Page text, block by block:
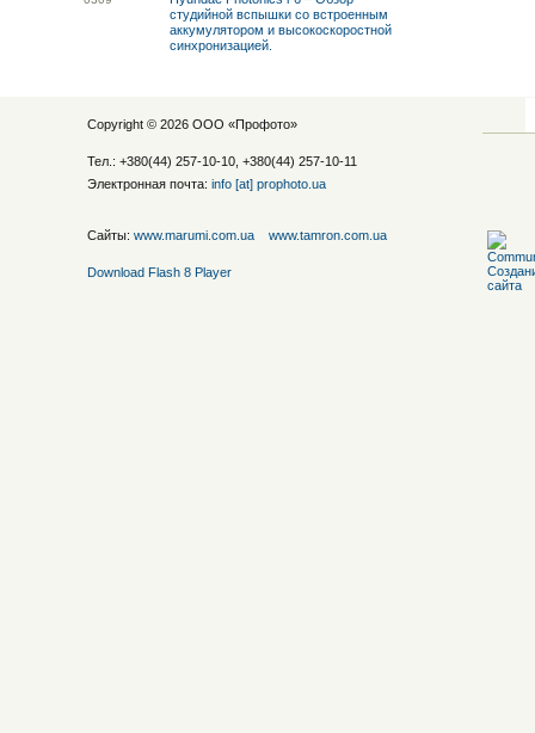
студийной вспышки со встроенным
аккумулятором и высокоскоростной
синхронизацией.
Copyright © 2026 ООО «Профото»
Тел.: +380(44) 257-10-10, +380(44) 257-10-11
Электронная почта: info [at] prophoto.ua
Сайты: www.marumi.com.ua www.tamron.com.ua
Download Flash 8 Player